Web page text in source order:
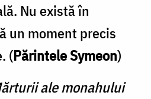
Nu există în
un moment precis
(Părintele Symeon)
ale monahului